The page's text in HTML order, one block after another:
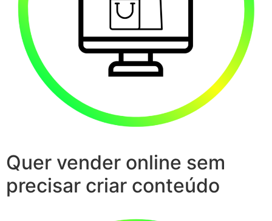
Quer vender online sem
precisar criar conteúdo